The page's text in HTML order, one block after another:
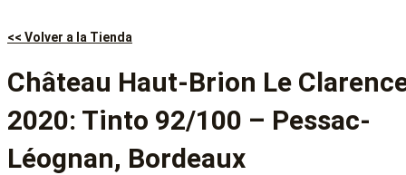
<< Volver a la Tienda
Château Haut-Brion Le
2020: Tinto 92/100 – Pessac-
Léognan, Bordeaux